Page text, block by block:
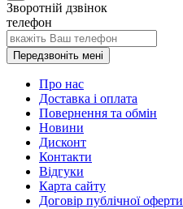
Зворотній дзвінок
телефон
Передзвоніть мені
Про нас
Доставка і оплата
Повернення та обмін
Новини
Дисконт
Контакти
Відгуки
Карта сайту
Договір публічної оферти